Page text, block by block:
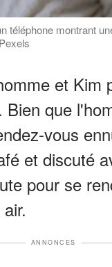
téléphone montrant
et Kim
Bien que
vous
et discuté
pour se
ANNONCES